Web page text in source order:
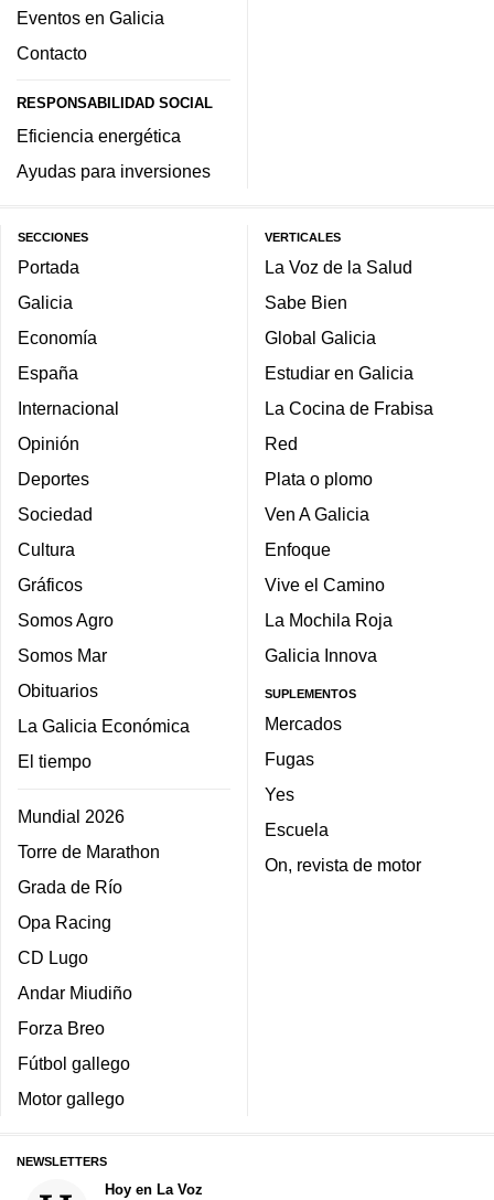
Eventos en Galicia
Contacto
RESPONSABILIDAD SOCIAL
Eficiencia energética
Ayudas para inversiones
SECCIONES
Portada
Galicia
Economía
España
Internacional
Opinión
Deportes
Sociedad
Cultura
Gráficos
Somos Agro
Somos Mar
Obituarios
La Galicia Económica
El tiempo
Mundial 2026
Torre de Marathon
Grada de Río
Opa Racing
CD Lugo
Andar Miudiño
Forza Breo
Fútbol gallego
Motor gallego
VERTICALES
La Voz de la Salud
Sabe Bien
Global Galicia
Estudiar en Galicia
La Cocina de Frabisa
Red
Plata o plomo
Ven A Galicia
Enfoque
Vive el Camino
La Mochila Roja
Galicia Innova
SUPLEMENTOS
Mercados
Fugas
Yes
Escuela
On, revista de motor
NEWSLETTERS
Hoy en La Voz